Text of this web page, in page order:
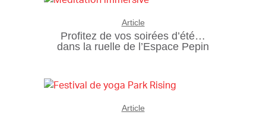
Article
Profitez de vos soirées d’été…
dans la ruelle de l’Espace Pepin
Article